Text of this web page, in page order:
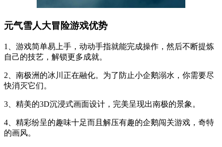
元气雪人大冒险游戏优势
1、游戏简单易上手，动动手指就能完成操作，然后不断提炼
自己的技艺，解锁更多成就。
2、南极洲的冰川正在融化。为了防止小企鹅溺水，你需要尽
快消灭它们。
3、精美的3D沉浸式画面设计，完美呈现出南极的景象。
4、精彩纷呈的趣味十足而且解压有趣的企鹅闯关游戏，奇特
的画风。